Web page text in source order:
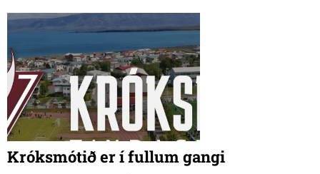
þegar Feykir spurði hann út í málið.
Króksmótið er í fullum gangi